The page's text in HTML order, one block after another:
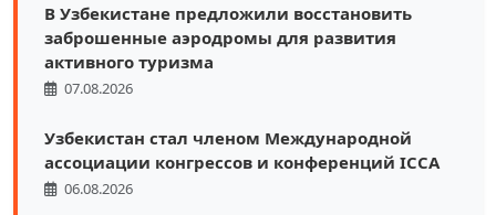
В Узбекистане предложили восстановить
заброшенные аэродромы для развития
активного туризма
07.08.2026
Узбекистан стал членом Международной
ассоциации конгрессов и конференций ICCA
06.08.2026